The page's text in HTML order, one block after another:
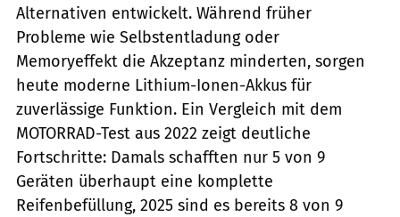
Alternativen entwickelt. Während früher
Probleme wie Selbstentladung oder
Memoryeffekt die Akzeptanz minderten, sorgen
heute moderne Lithium-Ionen-Akkus für
zuverlässige Funktion. Ein Vergleich mit dem
MOTORRAD-Test aus 2022 zeigt deutliche
Fortschritte: Damals schafften nur 5 von 9
Geräten überhaupt eine komplette
Reifenbefüllung, 2025 sind es bereits 8 von 9